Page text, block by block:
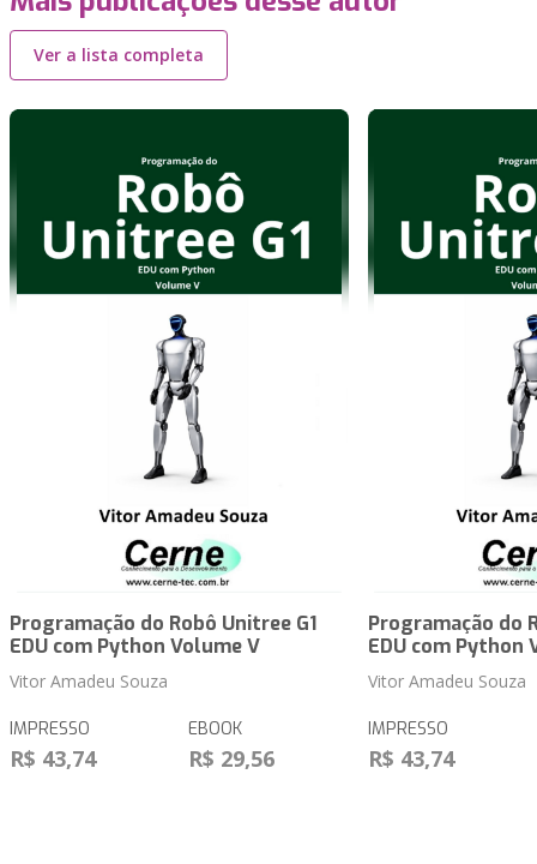
Ver a lista completa
Programação do Robô Unitree G1
EDU com Python Volume V
Vitor Amadeu Souza
IMPRESSO
R$ 43,74
EBOOK
R$ 29,56
Programação do
EDU com Python
Vitor Amadeu Souza
IMPRESSO
R$ 43,74